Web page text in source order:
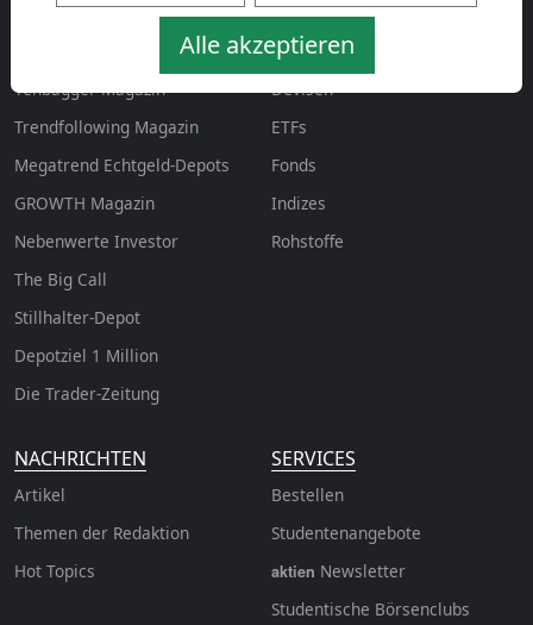
MAGAZINE
Tenbagger Magazin
Trendfollowing Magazin
Megatrend Echtgeld-Depots
GROWTH Magazin
Nebenwerte Investor
The Big Call
Stillhalter-Depot
Depotziel 1 Million
Die Trader-Zeitung
AKTIEN & MEHR
Aktien
Devisen
ETFs
Fonds
Indizes
Rohstoffe
NACHRICHTEN
Artikel
Themen der Redaktion
Hot Topics
SERVICES
Bestellen
Studentenangebote
aktien Newsletter
Studentische Börsenclubs
Alle akzeptieren